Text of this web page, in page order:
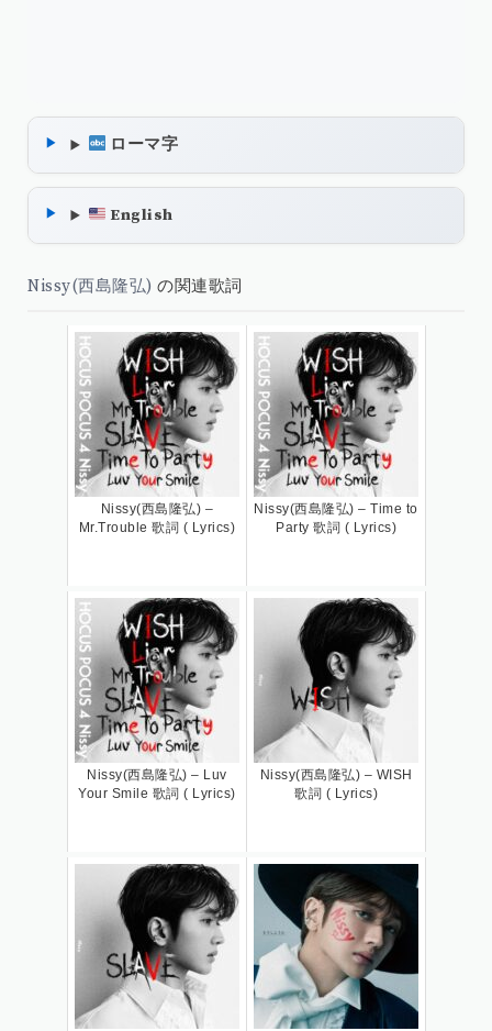
ローマ字
English
Nissy(西島隆弘) の関連歌詞
Nissy(西島隆弘) –
Mr.Trouble 歌詞 ( Lyrics)
Nissy(西島隆弘) – Time to
Party 歌詞 ( Lyrics)
Nissy(西島隆弘) – Luv
Your Smile 歌詞 ( Lyrics)
Nissy(西島隆弘) – WISH
歌詞 ( Lyrics)